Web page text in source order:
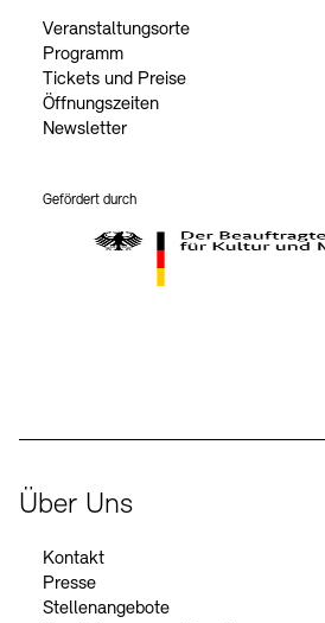
Veranstaltungsorte
Programm
Tickets und Preise
Öffnungszeiten
Newsletter
Gefördert durch
Über Uns
Kontakt
Presse
Stellenangebote